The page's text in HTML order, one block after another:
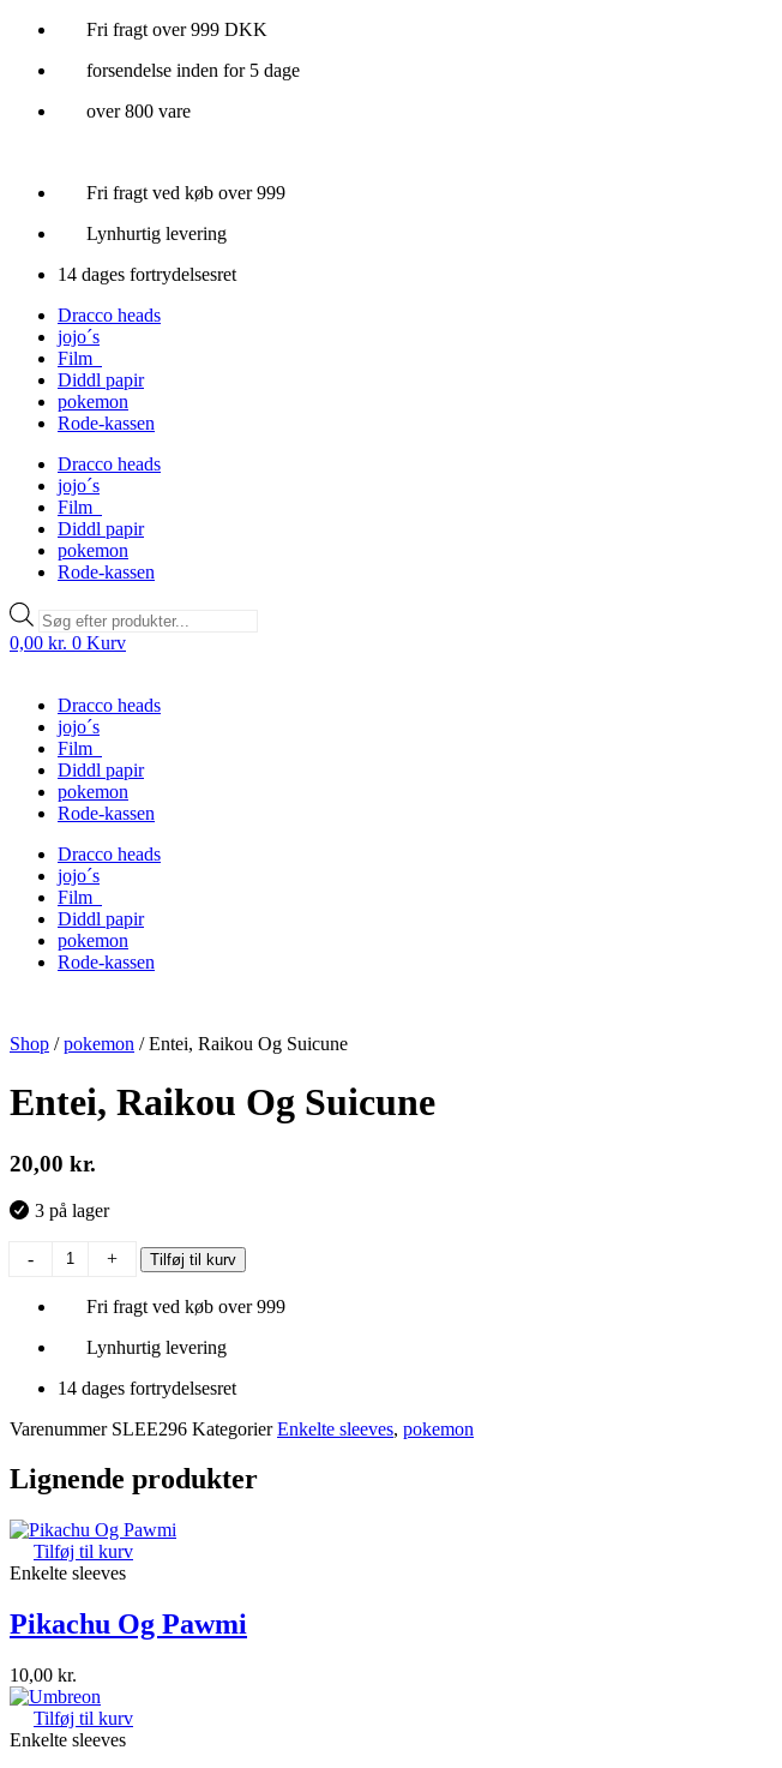
Videre
indhold
Fri fragt over 999 DKK
forsendelse inden for 5 dage
over 800 vare
Fri fragt ved køb over 999
Lynhurtig levering
14 dages fortrydelsesret
Dracco heads
jojo´s
Film
Diddl papir
pokemon
Rode-kassen
Dracco heads
jojo´s
Film
Diddl papir
pokemon
Rode-kassen
Products
search
0,00 kr. 0 Kurv
Dracco heads
jojo´s
Film
Diddl papir
pokemon
Rode-kassen
Dracco heads
jojo´s
Film
Diddl papir
pokemon
Rode-kassen
Shop /pokemon /Entei, Raikou Og Suicune
Entei, Raikou Og Suicune
20,00 kr.
3 på lager
-
Suicune
+ Tilføj til kurv
Fri fragt ved køb over 999
Lynhurtig levering
14 dages fortrydelsesret
Varenummer SLEE296 Kategorier Enkelte sleeves, pokemon
Lignende produkter
Tilføj til kurv
Enkelte sleeves
Pikachu Og Pawmi
10,00 kr.
Tilføj til kurv
Enkelte sleeves